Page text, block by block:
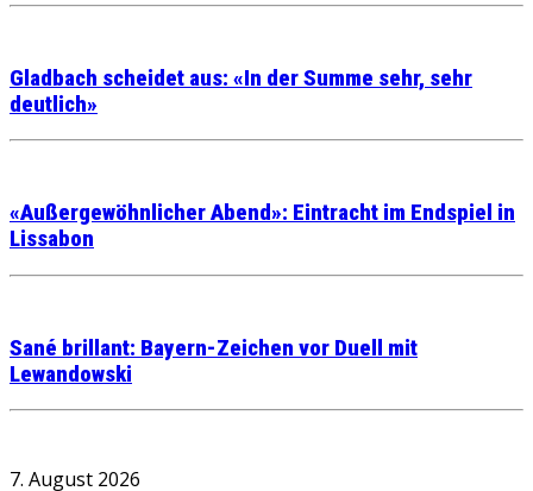
Gladbach scheidet aus: «In der Summe sehr, sehr
deutlich»
«Außergewöhnlicher Abend»: Eintracht im Endspiel in
Lissabon
Sané brillant: Bayern-Zeichen vor Duell mit
Lewandowski
7. August 2026